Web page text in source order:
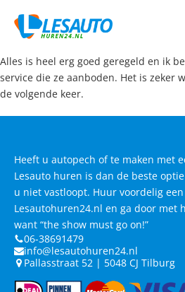
Alles is heel erg goed geregeld en ik
service die ze aanboden. Het is zeker
de volgende keer.
Heeft u autopech of te maken met
Lesauto huren is dan de beste
u niet vastloopt. Huur voordelig
Lesautohuren24.nl en ga door met
want “the show must go on!”
06-38691479
info@lesautohuren24.nl
Pallasstraat 52 | 5048 CJ Tilburg